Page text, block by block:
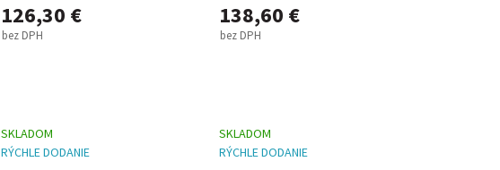
126,30 €
bez DPH
138,60 €
bez DPH
SKLADOM
RÝCHLE DODANIE
SKLADOM
RÝCHLE DODANIE